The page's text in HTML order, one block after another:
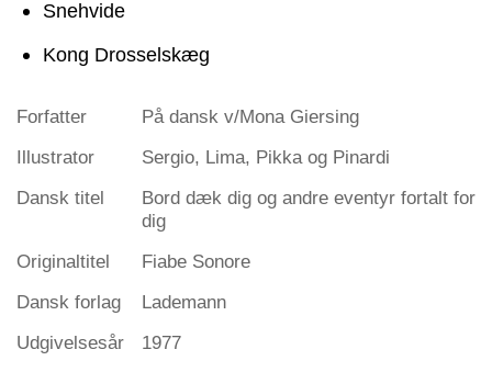
Snehvide
Kong Drosselskæg
Forfatter
På dansk v/Mona Giersing
Illustrator
Sergio, Lima, Pikka og Pinardi
Dansk titel
Bord dæk dig og andre eventyr fortalt for
dig
Originaltitel
Fiabe Sonore
Dansk forlag
Lademann
Udgivelsesår
1977